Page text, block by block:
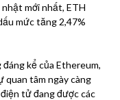
mới nhất, ETH
mức tăng 2,47%
kể của Ethereum,
quan tâm ngày càng
tử đang được các